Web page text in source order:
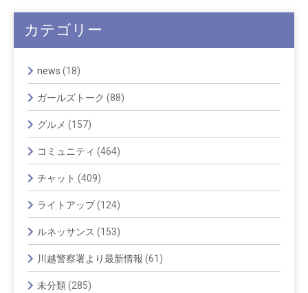
カテゴリー
news (18)
ガールズトーク (88)
グルメ (157)
コミュニティ (464)
チャット (409)
ライトアップ(124)
ルネッサンス (153)
川越警察署より最新情報 (61)
未分類(285)